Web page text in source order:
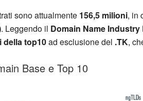
sono attualmente 156,5 milioni, in
. Leggendo il Domain Name Industry
della top10ad esclusione del .TK,
Base e Top 10